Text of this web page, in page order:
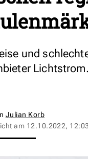
und
Julian Korb
am 12.10.2022,